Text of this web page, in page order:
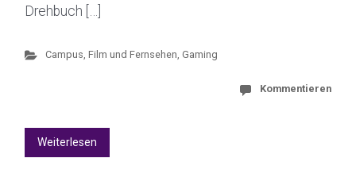
Drehbuch […]
Campus, Film und Fernsehen, Gaming
Kommentieren
Weiterlesen